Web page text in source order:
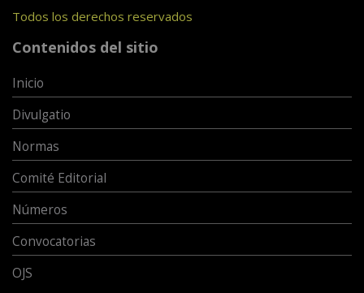
Todos los derechos reservados
Contenidos del sitio
Inicio
Divulgatio
Normas
Comité Editorial
Números
Convocatorias
OJS